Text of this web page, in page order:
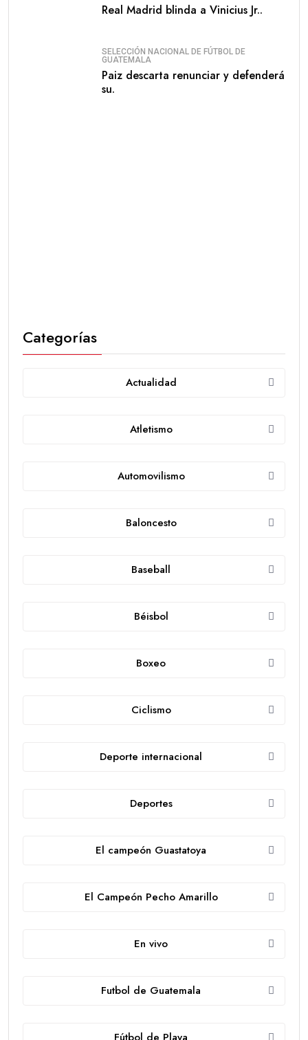
Real Madrid blinda a Vinicius Jr..
SELECCIÓN NACIONAL DE FÚTBOL DE
GUATEMALA
Paiz descarta renunciar y defenderá
su.
Categorías
Actualidad
Atletismo
Automovilismo
Baloncesto
Baseball
Béisbol
Boxeo
Ciclismo
Deporte internacional
Deportes
El campeón Guastatoya
El Campeón Pecho Amarillo
En vivo
Futbol de Guatemala